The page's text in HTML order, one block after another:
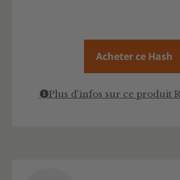
Acheter ce Hash
Plus d'infos sur ce produit